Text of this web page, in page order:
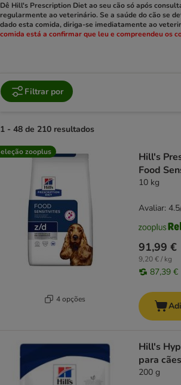
Dê Hill's Prescription Diet ao seu cão só após
regularmente ao veterinário. Se a saúde do cão se
dado esta comida, diriga-se imediatamente ao
comida está a confirmar que leu e compreendeu os
Filtrar por
1 - 48 de 210 resultados
product items have been changed
zooplus
4 opções
Hill's
Food
10 kg
91,99 €
9,20 € / kg
87,39 €
Avaliar:
Hill's
para cães
200 g